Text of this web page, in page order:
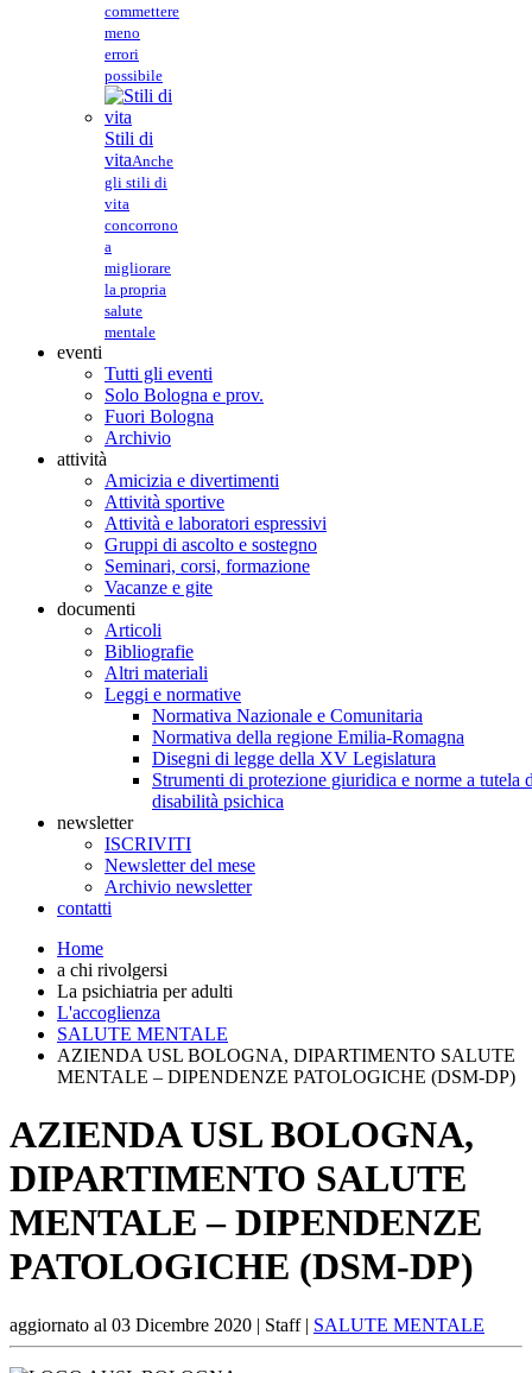
commettere
meno
errori
possibile
Stili di
vitaAnche
gli stili di
vita
concorrono
a
migliorare
la propria
salute
mentale
eventi
Tutti gli eventi
Solo Bologna e prov.
Fuori Bologna
Archivio
attività
Amicizia e divertimenti
Attività sportive
Attività e laboratori espressivi
Gruppi di ascolto e sostegno
Seminari, corsi, formazione
Vacanze e gite
documenti
Articoli
Bibliografie
Altri materiali
Leggi e normative
Normativa Nazionale e Comunitaria
Normativa della regione Emilia-Romagna
Disegni di legge della XV Legislatura
Strumenti di protezione giuridica e norme a tutela
disabilità psichica
newsletter
ISCRIVITI
Newsletter del mese
Archivio newsletter
contatti
Home
a chi rivolgersi
La psichiatria per adulti
L'accoglienza
SALUTE MENTALE
AZIENDA USL BOLOGNA, DIPARTIMENTO SALUTE
MENTALE – DIPENDENZE PATOLOGICHE (DSM-DP)
AZIENDA USL BOLOGNA,
DIPARTIMENTO SALUTE
MENTALE – DIPENDENZE
PATOLOGICHE (DSM-DP)
aggiornato al 03 Dicembre 2020 | Staff | SALUTE MENTALE